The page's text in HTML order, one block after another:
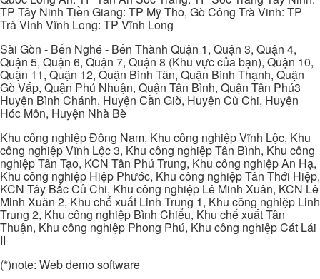
TP Tây Ninh Tiền Giang: TP Mỹ Tho, Gò Công Trà Vinh: TP
Trà Vinh Vĩnh Long: TP Vĩnh Long
Sài Gòn - Bến Nghé - Bến Thành Quận 1, Quận 3, Quận 4,
Quận 5, Quận 6, Quận 7, Quận 8 (Khu vực của bạn), Quận 10,
Quận 11, Quận 12, Quận Bình Tân, Quận Bình Thạnh, Quận
Gò Vấp, Quận Phú Nhuận, Quận Tân Bình, Quận Tân Phú3
Huyện Bình Chánh, Huyện Cần Giờ, Huyện Củ Chi, Huyện
Hóc Môn, Huyện Nhà Bè
Khu công nghiệp Đông Nam, Khu công nghiệp Vĩnh Lộc, Khu
công nghiệp Vĩnh Lộc 3, Khu công nghiệp Tân Bình, Khu công
nghiệp Tân Tạo, KCN Tân Phú Trung, Khu công nghiệp An Hạ,
Khu công nghiệp Hiệp Phước, Khu công nghiệp Tân Thới Hiệp,
KCN Tây Bắc Củ Chi, Khu công nghiệp Lê Minh Xuân, KCN Lê
Minh Xuân 2, Khu chế xuất Linh Trung 1, Khu công nghiệp Linh
Trung 2, Khu công nghiệp Bình Chiểu, Khu chế xuất Tân
Thuận, Khu công nghiệp Phong Phú, Khu công nghiệp Cát Lái
II
(*)note: Web demo software